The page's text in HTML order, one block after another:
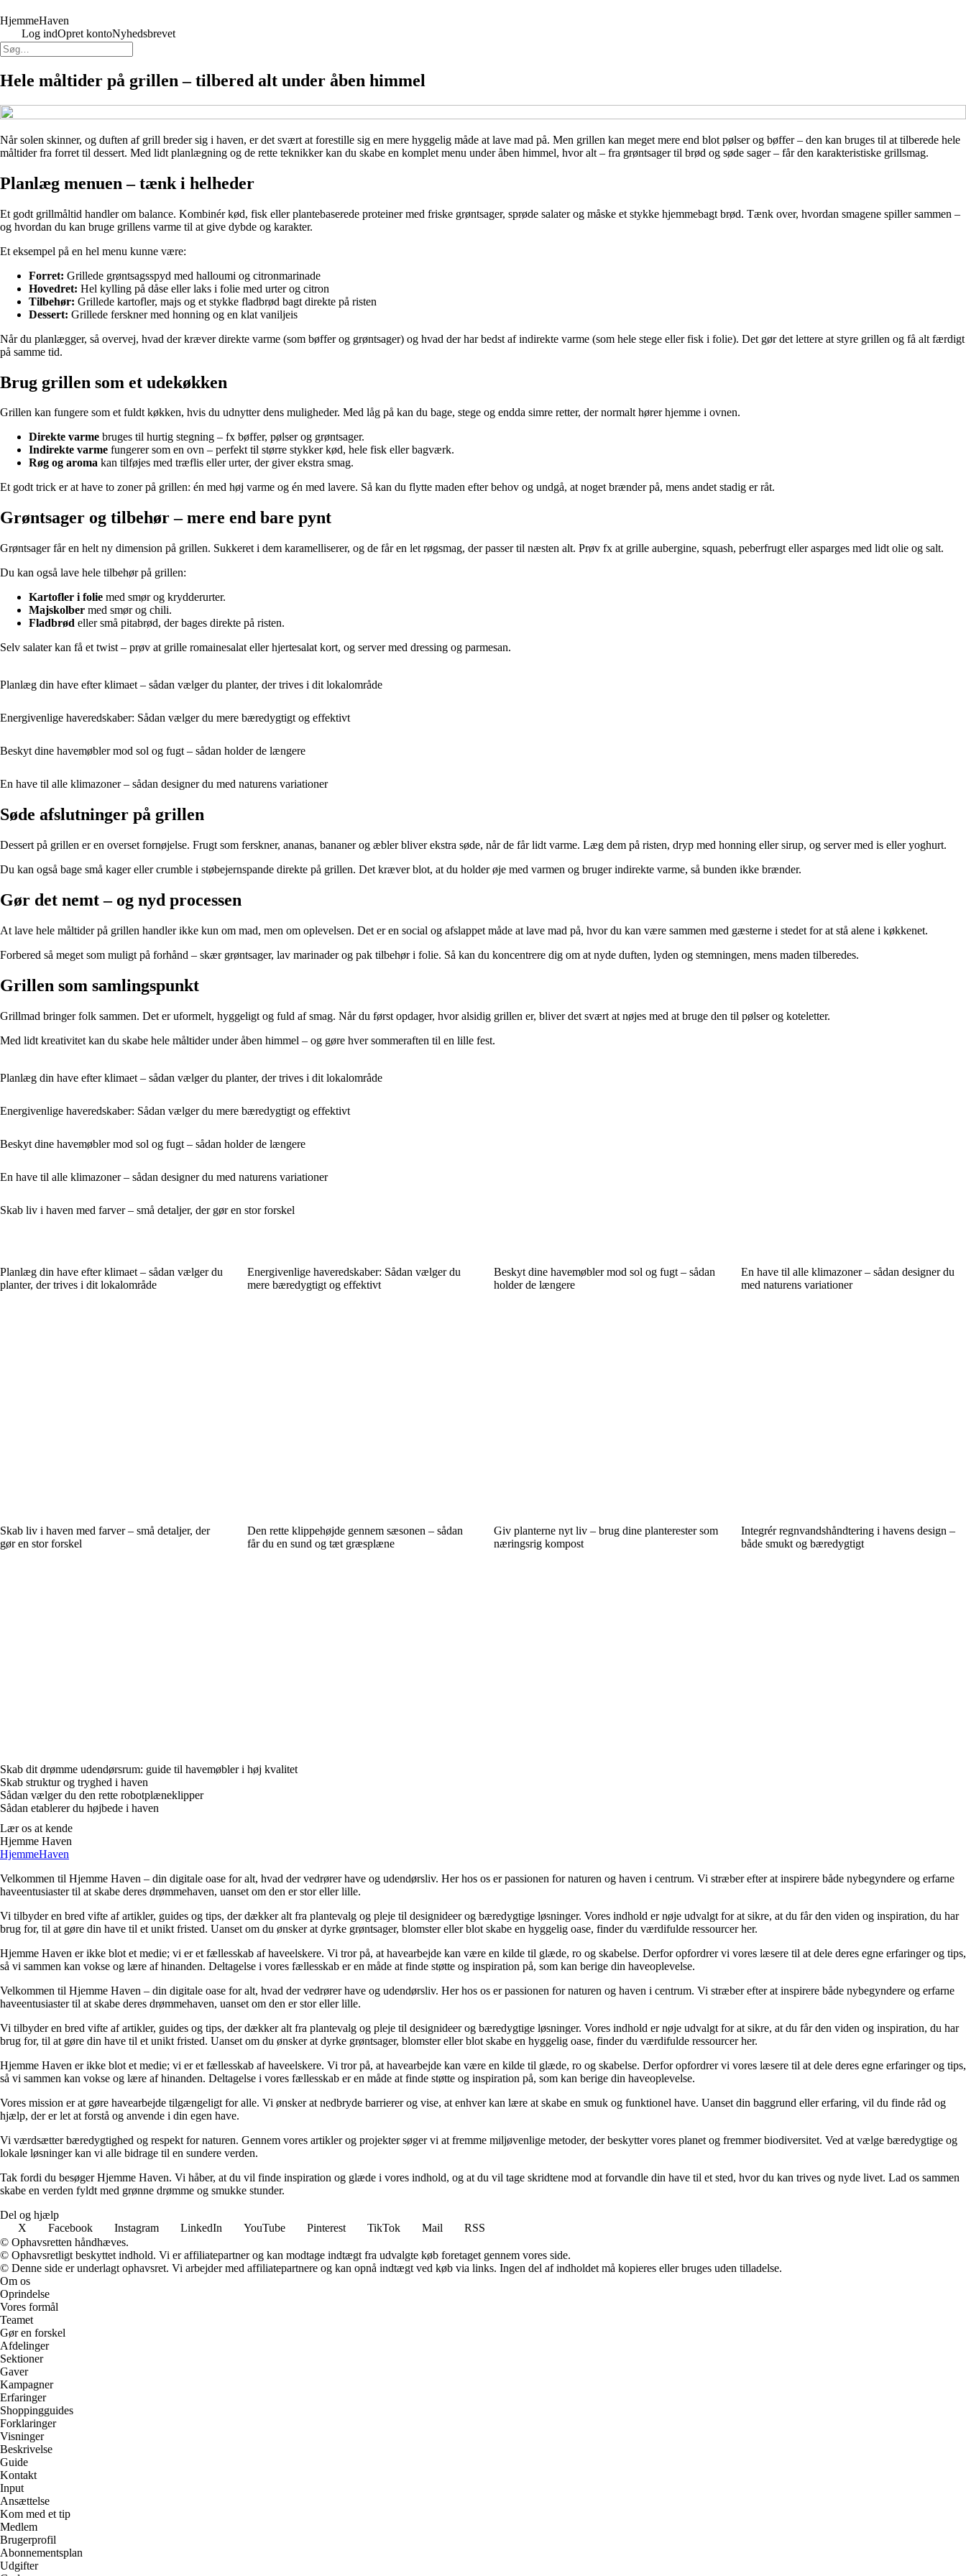
HjemmeHaven
Log indOpret kontoNyhedsbrevet
Hele måltider på grillen – tilbered alt under åben himmel
Når solen skinner, og duften af grill breder sig i haven, er det svært at forestille sig en mere hyggelig måde at lave mad på. Men grillen kan meget mere end blot pølser og bøffer – den kan bruges til at tilberede hele
måltider fra forret til dessert. Med lidt planlægning og de rette teknikker kan du skabe en komplet menu under åben himmel, hvor alt – fra grøntsager til brød og søde sager – får den karakteristiske grillsmag.
Planlæg menuen – tænk i helheder
Et godt grillmåltid handler om balance. Kombinér kød, fisk eller plantebaserede proteiner med friske grøntsager, sprøde salater og måske et stykke hjemmebagt brød. Tænk over, hvordan smagene spiller sammen –
og hvordan du kan bruge grillens varme til at give dybde og karakter.
Et eksempel på en hel menu kunne være:
Forret: Grillede grøntsagsspyd med halloumi og citronmarinade
Hovedret: Hel kylling på dåse eller laks i folie med urter og citron
Tilbehør: Grillede kartofler, majs og et stykke fladbrød bagt direkte på risten
Dessert: Grillede ferskner med honning og en klat vaniljeis
Når du planlægger, så overvej, hvad der kræver direkte varme (som bøffer og grøntsager) og hvad der har bedst af indirekte varme (som hele stege eller fisk i folie). Det gør det lettere at styre grillen og få alt færdigt
på samme tid.
Brug grillen som et udekøkken
Grillen kan fungere som et fuldt køkken, hvis du udnytter dens muligheder. Med låg på kan du bage, stege og endda simre retter, der normalt hører hjemme i ovnen.
Direkte varme bruges til hurtig stegning – fx bøffer, pølser og grøntsager.
Indirekte varme fungerer som en ovn – perfekt til større stykker kød, hele fisk eller bagværk.
Røg og aroma kan tilføjes med træflis eller urter, der giver ekstra smag.
Et godt trick er at have to zoner på grillen: én med høj varme og én med lavere. Så kan du flytte maden efter behov og undgå, at noget brænder på, mens andet stadig er råt.
Grøntsager og tilbehør – mere end bare pynt
Grøntsager får en helt ny dimension på grillen. Sukkeret i dem karamelliserer, og de får en let røgsmag, der passer til næsten alt. Prøv fx at grille aubergine, squash, peberfrugt eller asparges med lidt olie og salt.
Du kan også lave hele tilbehør på grillen:
Kartofler i folie med smør og krydderurter.
Majskolber med smør og chili.
Fladbrød eller små pitabrød, der bages direkte på risten.
Selv salater kan få et twist – prøv at grille romainesalat eller hjertesalat kort, og server med dressing og parmesan.
Planlæg din have efter klimaet – sådan vælger du planter, der trives i dit lokalområde
Energivenlige haveredskaber: Sådan vælger du mere bæredygtigt og effektivt
Beskyt dine havemøbler mod sol og fugt – sådan holder de længere
En have til alle klimazoner – sådan designer du med naturens variationer
Søde afslutninger på grillen
Dessert på grillen er en overset fornøjelse. Frugt som ferskner, ananas, bananer og æbler bliver ekstra søde, når de får lidt varme. Læg dem på risten, dryp med honning eller sirup, og server med is eller yoghurt.
Du kan også bage små kager eller crumble i støbejernspande direkte på grillen. Det kræver blot, at du holder øje med varmen og bruger indirekte varme, så bunden ikke brænder.
Gør det nemt – og nyd processen
At lave hele måltider på grillen handler ikke kun om mad, men om oplevelsen. Det er en social og afslappet måde at lave mad på, hvor du kan være sammen med gæsterne i stedet for at stå alene i køkkenet.
Forbered så meget som muligt på forhånd – skær grøntsager, lav marinader og pak tilbehør i folie. Så kan du koncentrere dig om at nyde duften, lyden og stemningen, mens maden tilberedes.
Grillen som samlingspunkt
Grillmad bringer folk sammen. Det er uformelt, hyggeligt og fuld af smag. Når du først opdager, hvor alsidig grillen er, bliver det svært at nøjes med at bruge den til pølser og koteletter.
Med lidt kreativitet kan du skabe hele måltider under åben himmel – og gøre hver sommeraften til en lille fest.
Planlæg din have efter klimaet – sådan vælger du planter, der trives i dit lokalområde
Energivenlige haveredskaber: Sådan vælger du mere bæredygtigt og effektivt
Beskyt dine havemøbler mod sol og fugt – sådan holder de længere
En have til alle klimazoner – sådan designer du med naturens variationer
Skab liv i haven med farver – små detaljer, der gør en stor forskel
Planlæg din have efter klimaet – sådan vælger du
planter, der trives i dit lokalområde
Energivenlige haveredskaber: Sådan vælger du
mere bæredygtigt og effektivt
Beskyt dine havemøbler mod sol og fugt – sådan
holder de længere
En have til alle klimazoner – sådan designer du
med naturens variationer
Skab liv i haven med farver – små detaljer, der
gør en stor forskel
Den rette klippehøjde gennem sæsonen – sådan
får du en sund og tæt græsplæne
Giv planterne nyt liv – brug dine planterester som
næringsrig kompost
Integrér regnvandshåndtering i havens design –
både smukt og bæredygtigt
Skab dit drømme udendørsrum: guide til havemøbler i høj kvalitet
Skab struktur og tryghed i haven
Sådan vælger du den rette robotplæneklipper
Sådan etablerer du højbede i haven
Lær os at kende
Hjemme Haven
HjemmeHaven
Velkommen til Hjemme Haven – din digitale oase for alt, hvad der vedrører have og udendørsliv. Her hos os er passionen for naturen og haven i centrum. Vi stræber efter at inspirere både nybegyndere og erfarne
haveentusiaster til at skabe deres drømmehaven, uanset om den er stor eller lille.
Vi tilbyder en bred vifte af artikler, guides og tips, der dækker alt fra plantevalg og pleje til designideer og bæredygtige løsninger. Vores indhold er nøje udvalgt for at sikre, at du får den viden og inspiration, du har
brug for, til at gøre din have til et unikt fristed. Uanset om du ønsker at dyrke grøntsager, blomster eller blot skabe en hyggelig oase, finder du værdifulde ressourcer her.
Hjemme Haven er ikke blot et medie; vi er et fællesskab af haveelskere. Vi tror på, at havearbejde kan være en kilde til glæde, ro og skabelse. Derfor opfordrer vi vores læsere til at dele deres egne erfaringer og tips,
så vi sammen kan vokse og lære af hinanden. Deltagelse i vores fællesskab er en måde at finde støtte og inspiration på, som kan berige din haveoplevelse.
Velkommen til Hjemme Haven – din digitale oase for alt, hvad der vedrører have og udendørsliv. Her hos os er passionen for naturen og haven i centrum. Vi stræber efter at inspirere både nybegyndere og erfarne
haveentusiaster til at skabe deres drømmehaven, uanset om den er stor eller lille.
Vi tilbyder en bred vifte af artikler, guides og tips, der dækker alt fra plantevalg og pleje til designideer og bæredygtige løsninger. Vores indhold er nøje udvalgt for at sikre, at du får den viden og inspiration, du har
brug for, til at gøre din have til et unikt fristed. Uanset om du ønsker at dyrke grøntsager, blomster eller blot skabe en hyggelig oase, finder du værdifulde ressourcer her.
Hjemme Haven er ikke blot et medie; vi er et fællesskab af haveelskere. Vi tror på, at havearbejde kan være en kilde til glæde, ro og skabelse. Derfor opfordrer vi vores læsere til at dele deres egne erfaringer og tips,
så vi sammen kan vokse og lære af hinanden. Deltagelse i vores fællesskab er en måde at finde støtte og inspiration på, som kan berige din haveoplevelse.
Vores mission er at gøre havearbejde tilgængeligt for alle. Vi ønsker at nedbryde barrierer og vise, at enhver kan lære at skabe en smuk og funktionel have. Uanset din baggrund eller erfaring, vil du finde råd og
hjælp, der er let at forstå og anvende i din egen have.
Vi værdsætter bæredygtighed og respekt for naturen. Gennem vores artikler og projekter søger vi at fremme miljøvenlige metoder, der beskytter vores planet og fremmer biodiversitet. Ved at vælge bæredygtige og
lokale løsninger kan vi alle bidrage til en sundere verden.
Tak fordi du besøger Hjemme Haven. Vi håber, at du vil finde inspiration og glæde i vores indhold, og at du vil tage skridtene mod at forvandle din have til et sted, hvor du kan trives og nyde livet. Lad os sammen
skabe en verden fyldt med grønne drømme og smukke stunder.
Del og hjælp
X
Facebook Instagram LinkedIn YouTube Pinterest TikTok Mail
RSS
© Ophavsretten håndhæves.
© Ophavsretligt beskyttet indhold. Vi er affiliatepartner og kan modtage indtægt fra udvalgte køb foretaget gennem vores side.
© Denne side er underlagt ophavsret. Vi arbejder med affiliatepartnere og kan opnå indtægt ved køb via links. Ingen del af indholdet må kopieres eller bruges uden tilladelse.
Om os
Oprindelse
Vores formål
Teamet
Gør en forskel
Afdelinger
Sektioner
Gaver
Kampagner
Erfaringer
Shoppingguides
Forklaringer
Visninger
Beskrivelse
Guide
Kontakt
Input
Ansættelse
Kom med et tip
Medlem
Brugerprofil
Abonnementsplan
Udgifter